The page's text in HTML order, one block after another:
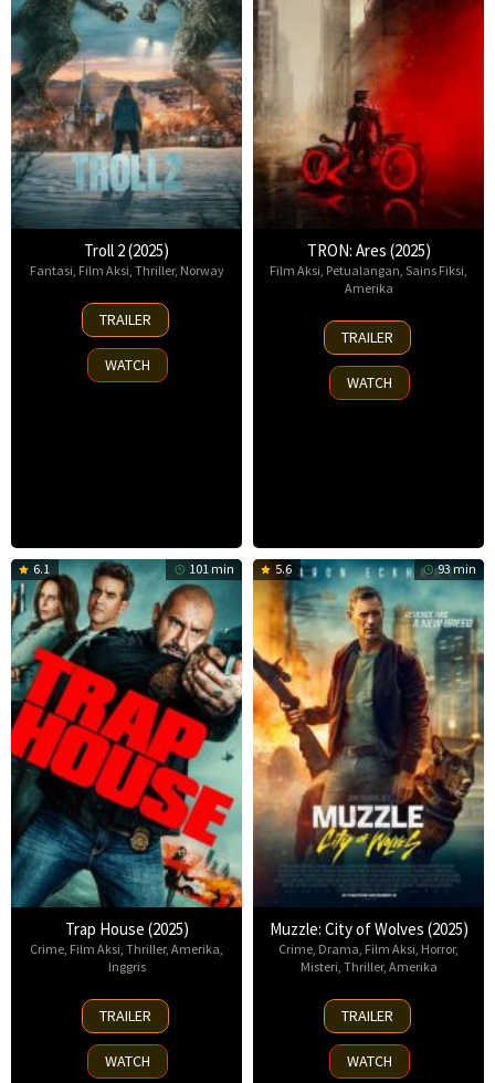
Troll 2 (2025)
Fantasi Film Aksi Thriller, Norway
30
Nov
2025
TRAILER
WATCH
TRON: Ares (2025)
Film Aksi Petualangan Sains Fiksi
Amerika
8
Oct
2025
TRAILER
WATCH
6.1 101 min
Trap House (2025)
Crime, Film Aksi, Thriller, Amerika,
Inggris
14
Nov
2025
TRAILER
WATCH
5.6 93 min
Muzzle: City of Wolves (2025)
Crime, Drama, Film Aksi, Horror,
Misteri, Thriller, Amerika
13
Nov
2025
TRAILER
WATCH